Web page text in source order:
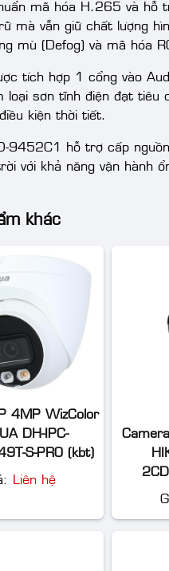
mã hóa H.265 và hỗ
mà vẫn giữ chất lượng
mù (Defog) và mã hóa
tích hợp 1 cổng vào
loại sơn tĩnh điện đạt tiêu
kiện thời tiết.
9452C1 hỗ trợ cấp
với khả năng vận hành
khác
4MP WizColor
DH-IPC-
S-PRO (kbt)
Liên hệ